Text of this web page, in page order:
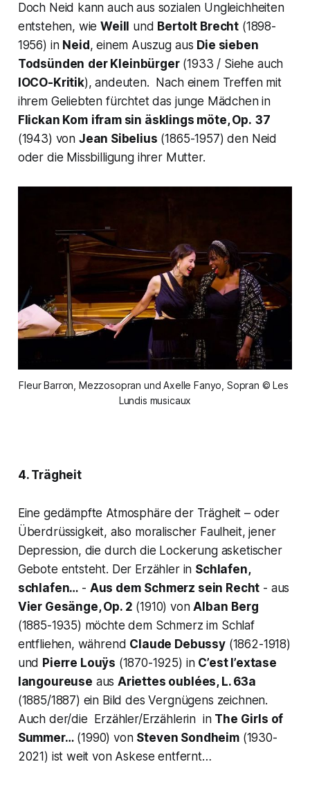
Doch Neid kann auch aus sozialen Ungleichheiten
entstehen, wieWeill und Bertolt Brecht (1898-
1956) in Neid , einem Auszug aus Die sieben
Todsünden der Kleinbürger(1933 / Siehe auch
IOCO-Kritik), andeuten. Nach einem Treffen mit
ihrem Geliebten fürchtet das junge Mädchen in
Flickan Kom ifram sin äsklings möte, Op. 37
(1943) von Jean Sibelius (1865-1957) den Neid
oder die Missbilligung ihrer Mutter.
Fleur Barron, Mezzosopran und Axelle Fanyo, Sopran © Les
Lundis musicaux
4. Trägheit
Eine gedämpfte Atmosphäre der Trägheit – oder
Überdrüssigkeit, also moralischer Faulheit, jener
Depression, die durch die Lockerung asketischer
Gebote entsteht. Der Erzähler in Schlafen,
schlafen… - Aus dem Schmerz sein Recht - aus
Vier Gesänge, Op. 2 (1910) vonAlban Berg
(1885-1935) möchte dem Schmerz im Schlaf
entfliehen, während Claude Debussy(1862-1918)
und Pierre Louÿs (1870-1925) in C’est l’extase
langoureuse aus Ariettes oublées, L. 63a
(1885/1887) ein Bild des Vergnügens zeichnen.
Auch der/die Erzähler/Erzählerin in The Girls of
Summer…(1990) von Steven Sondheim(1930-
2021) ist weit von Askese entfernt…